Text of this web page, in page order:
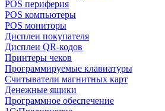
POS периферия
POS компьютеры
POS мониторы
Дисплеи покупателя
Дисплеи QR-кодов
Принтеры чеков
Программируемые клавиатуры
Считыватели магнитных карт
Денежные ящики
Программное обеспечение